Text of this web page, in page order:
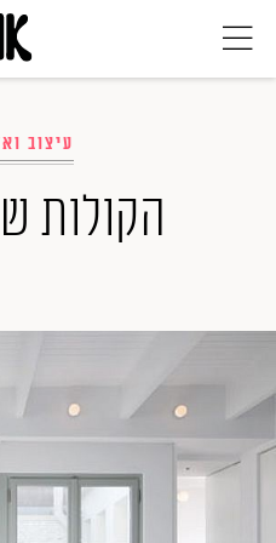
עיצוב
הקולות